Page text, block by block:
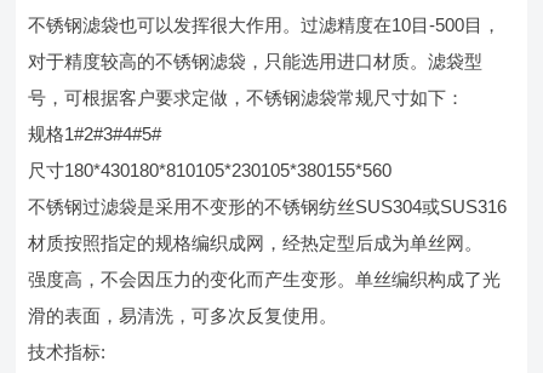
不锈钢滤袋也可以发挥很大作用。过滤精度在10目-500目，
对于精度较高的不锈钢滤袋，只能选用进口材质。滤袋型
号，可根据客户要求定做，不锈钢滤袋常规尺寸如下：
规格1#2#3#4#5#
尺寸180*430180*810105*230105*380155*560
不锈钢过滤袋是采用不变形的不锈钢纺丝SUS304或SUS316
材质按照指定的规格编织成网，经热定型后成为单丝网。
强度高，不会因压力的变化而产生变形。单丝编织构成了光
滑的表面，易清洗，可多次反复使用。
技术指标: